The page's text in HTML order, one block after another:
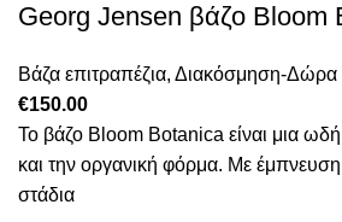
Georg Jensen βάζο Bloom
Βάζα επιτραπέζια, Διακόσμηση-Δώρα
€150.00
Το βάζο Bloom Botanica είναι μια
και την οργανική φόρμα. Με
στάδια